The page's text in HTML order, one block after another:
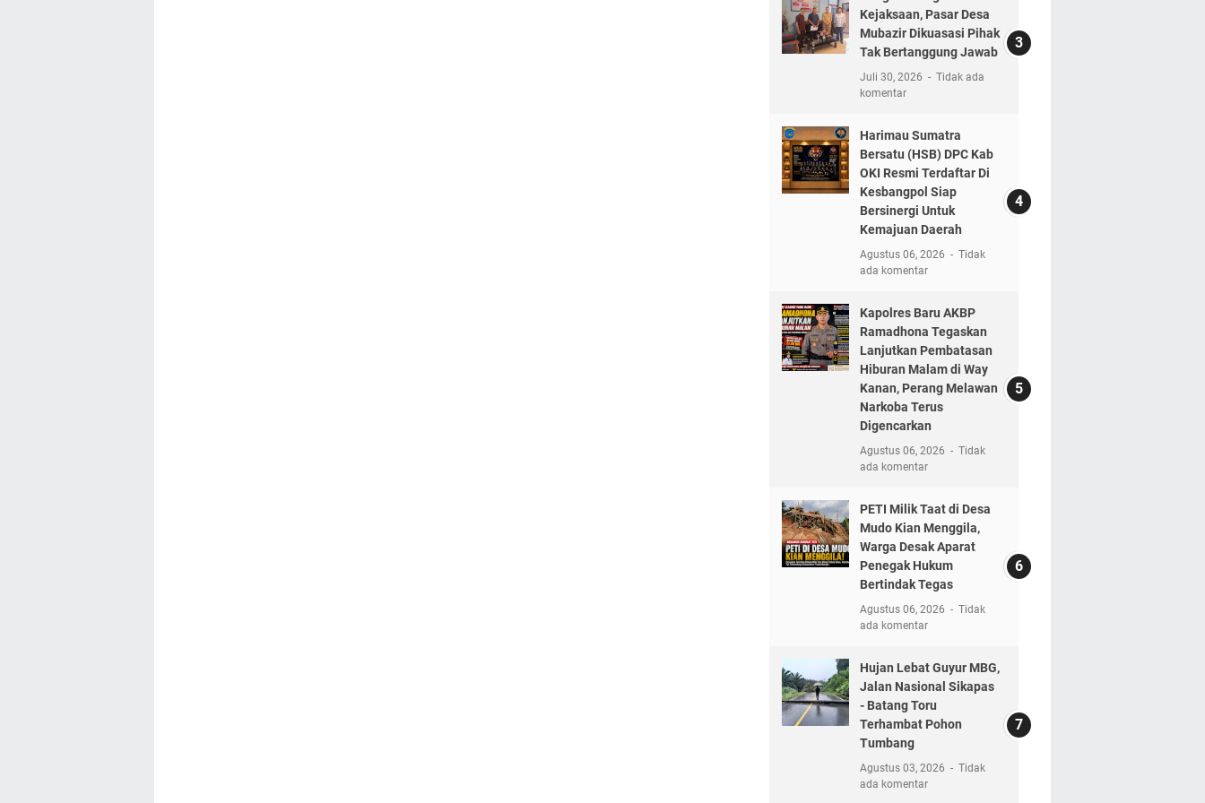
Kejaksaan, Pasar Desa
Mubazir Dikuasasi Pihak
Tak Bertanggung Jawab
Juli 30, 2026
Tidak ada
komentar
Harimau Sumatra
Bersatu (HSB) DPC Kab
OKI Resmi Terdaftar Di
Kesbangpol Siap
Bersinergi Untuk
Kemajuan Daerah
Agustus 06, 2026
Tidak
ada komentar
Kapolres Baru AKBP
Ramadhona Tegaskan
Lanjutkan Pembatasan
Hiburan Malam di Way
Kanan, Perang Melawan
Narkoba Terus
Digencarkan
Agustus 06, 2026
Tidak
ada komentar
PETI Milik Taat di Desa
Mudo Kian Menggila,
Warga Desak Aparat
Penegak Hukum
Bertindak Tegas
Agustus 06, 2026
Tidak
ada komentar
Hujan Lebat Guyur MBG,
Jalan Nasional Sikapas
- Batang Toru
Terhambat Pohon
Tumbang
Agustus 03, 2026
Tidak
ada komentar